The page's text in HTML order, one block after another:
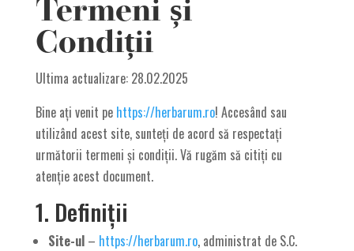
Termeni și
Condiții
Ultima actualizare: 28.02.2025
Bine ați venit pe https://herbarum.ro! Accesând sau
utilizând acest site, sunteți de acord să respectați
următorii termeni și condiții. Vă rugăm să citiți cu
atenție acest document.
1. Definiții
Site-ul– https://herbarum.ro, administrat de S.C.